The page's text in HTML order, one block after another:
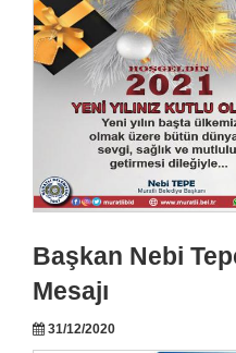
Başkan Nebi
Mesajı
31/12/2020